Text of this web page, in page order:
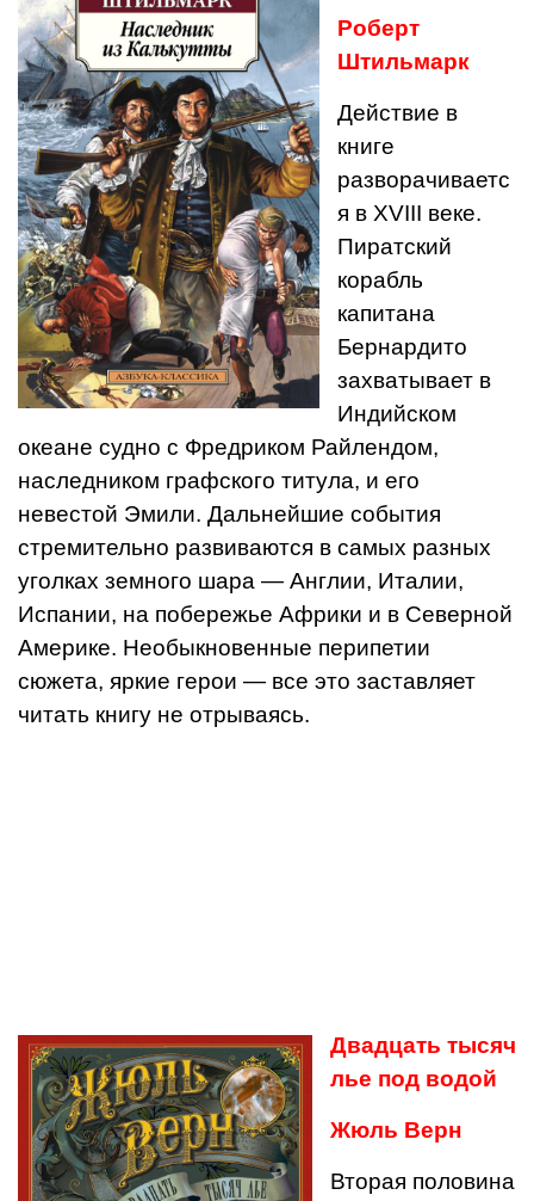
Роберт
Штильмарк
Действие в
книге
разворачиваетс
я в XVIII веке.
Пиратский
корабль
капитана
Бернардито
захватывает в
Индийском
океане судно с Фредриком Райлендом,
наследником графского титула, и его
невестой Эмили. Дальнейшие события
стремительно развиваются в самых разных
уголках земного шара — Англии, Италии,
Испании, на побережье Африки и в Северной
Америке. Необыкновенные перипетии
сюжета, яркие герои — все это заставляет
читать книгу не отрываясь.
Двадцать тысяч
лье под водой
Жюль Верн
Вторая половина